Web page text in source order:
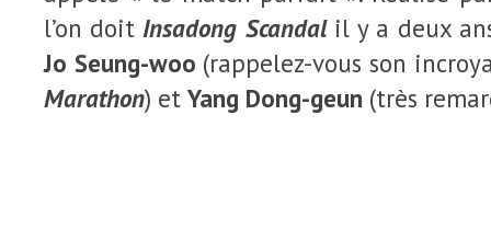
l’on doit Insadong Scandalil y a deux
Jo Seung-woo (rappelez-vous son
Marathon) et Yang Dong-geun (très